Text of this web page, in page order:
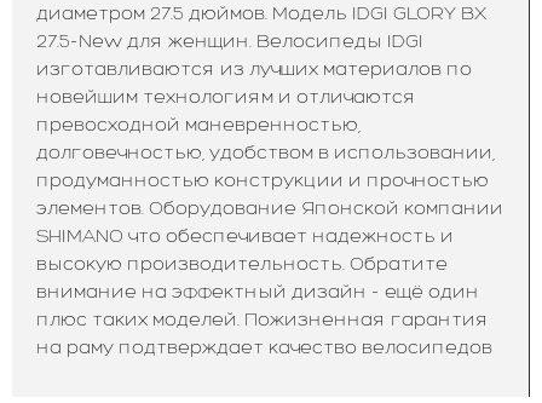
диаметром 27.5 дюймов. Модель IDGI GLORY BX
27.5-New для женщин. Велосипеды IDGI
изготавливаются из лучших материалов по
новейшим технологиям и отличаются
превосходной маневренностью,
долговечностью, удобством в использовании,
продуманностью конструкции и прочностью
элементов. Оборудование Японской компании
SHIMANO что обеспечивает надежность и
высокую производительность. Обратите
внимание на эффектный дизайн - ещё один
плюс таких моделей. Пожизненная гарантия
на раму подтверждает качество велосипедов